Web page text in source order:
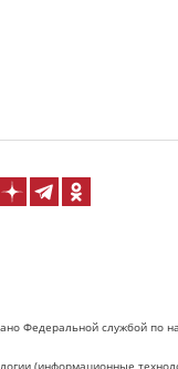
Федеральной службой по